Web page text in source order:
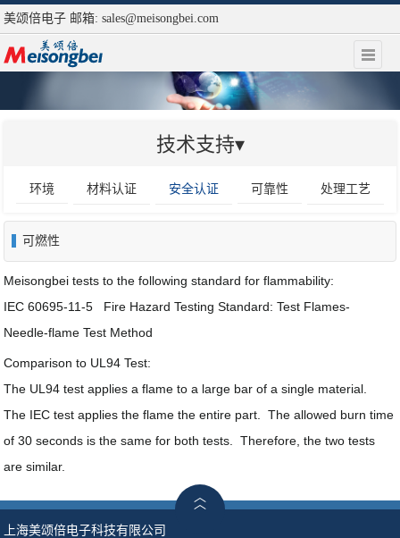
美颂倍电子 邮箱:sales@meisongbei.com
技术支持▾
环境 材料认证 安全认证 可靠性 处理工艺
可燃性
Meisongbei tests to the following standard for flammability:
IEC 60695-11-5 Fire Hazard Testing Standard: Test Flames-
Needle-flame Test Method
Comparison to UL94 Test:
The UL94 test applies a flame to a large bar of a single material.
The IEC test applies the flame the entire part. The allowed burn time
of 30 seconds is the same for both tests. Therefore, the two tests
are similar.
上海美颂倍电子科技有限公司